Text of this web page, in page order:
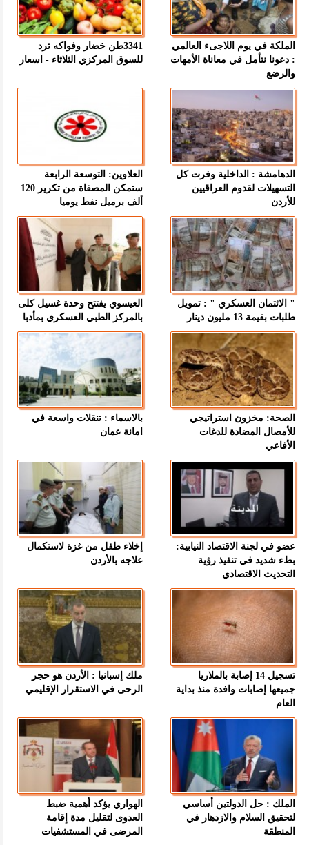
الملكة في يوم اللاجىء العالمي
: دعونا نتأمل في معاناة الأمهات
والرضع
3341طن خضار وفواكه ترد
للسوق المركزي الثلاثاء - اسعار
الدهامشة : الداخلية وفرت كل
التسهيلات لقدوم العراقيين
للأردن
العلاوين: التوسعة الرابعة
ستمكن المصفاة من تكرير 120
ألف برميل نفط يوميا
" الائتمان العسكري " : تمويل
طلبات بقيمة 13 مليون دينار
العيسوي يفتتح وحدة غسيل كلى
بالمركز الطبي العسكري بمأدبا
الصحة: مخزون استراتيجي
للأمصال المضادة للدغات
الأفاعي
بالاسماء : تنقلات واسعة في
امانة عمان
عضو في لجنة الاقتصاد النيابية:
بطء شديد في تنفيذ رؤية
التحديث الاقتصادي
إخلاء طفل من غزة لاستكمال
علاجه بالأردن
تسجيل 14 إصابة بالملاريا
جميعها إصابات وافدة منذ بداية
العام
ملك إسبانيا : الأردن هو حجر
الرحى في الاستقرار الإقليمي
الملك : حل الدولتين أساسي
لتحقيق السلام والازدهار في
المنطقة
الهواري يؤكد أهمية ضبط
العدوى لتقليل مدة إقامة
المرضى في المستشفيات